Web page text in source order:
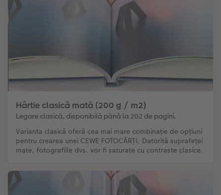
Hârtie clasică mată (200 g / m2)
Legare clasică, disponibilă până la 202 de pagini.
Varianta clasică oferă cea mai mare combinație de opțiuni
pentru crearea unei CEWE FOTOCĂRȚI. Datorită suprafeței
mate, fotografiile dvs. vor fi saturate cu contraste clasice.